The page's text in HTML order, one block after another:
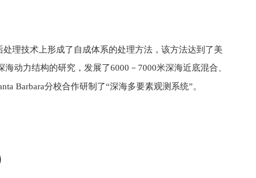
理技术上形成了自成体系的处理方法，该方法达到了美
动力结构的研究，发展了6000－7000米深海近底混合、
Barbara分校合作研制了“深海多要素观测系统”。